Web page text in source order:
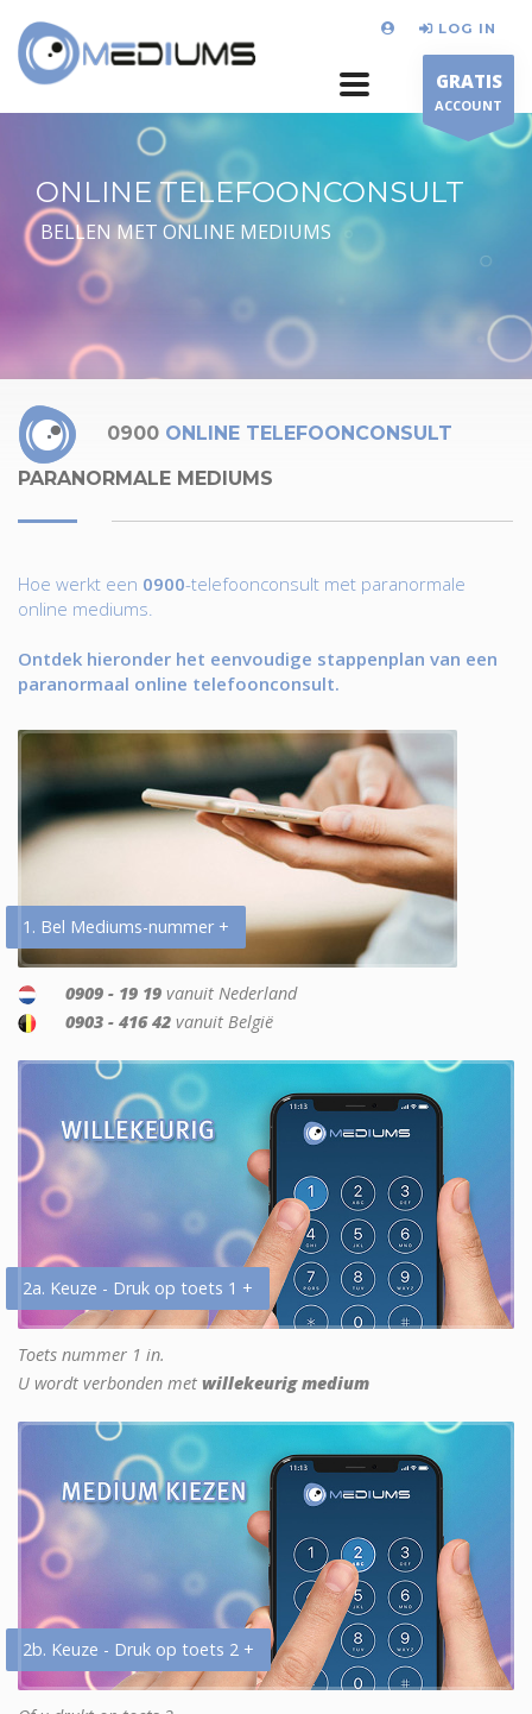
LOG IN
GRATIS
ACCOUNT
ONLINE TELEFOONCONSULT
BELLEN MET ONLINE MEDIUMS
0900 ONLINE TELEFOONCONSULT
PARANORMALE MEDIUMS
Hoe werkt een 0900-telefoonconsult met paranormale
online mediums.
Ontdek hieronder het eenvoudige stappenplan van een
paranormaal online telefoonconsult.
1. Bel Mediums-nummer +
0909 - 19 19 vanuit Nederland
0903 - 416 42 vanuit België
2a. Keuze - Druk op toets 1 +
Toets nummer 1 in.
U wordt verbonden met willekeurig medium
2b. Keuze - Druk op toets 2 +